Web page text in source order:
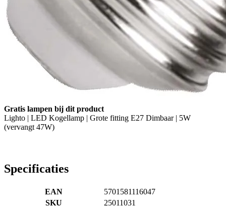
Gratis lampen bij dit product
Lighto | LED Kogellamp | Grote fitting E27 Dimbaar | 5W
(vervangt 47W)
Specificaties
EAN
5701581116047
SKU
25011031